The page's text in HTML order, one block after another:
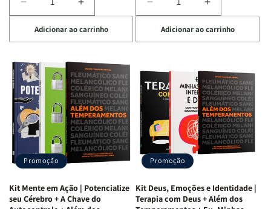
Diminuir
a
quantidade
de
Raizes
da
Alma
|
O
Vício
Agradar
a
Todos
+
Aumentar
a
quantidade
de
Raizes
da
Alma
|
O
Vício
de
Agradar
Todos
+
Adicionar ao carrinho
Diminuir
a
quantidade
de
Quarto
de
Guerra
Livro
+
Devocional
Aumentar
a
quantidade
de
Quarto
de
Guerra
|
Livro
+
Devocional
Adicionar ao carrinho
Promoção
Kit Mente em Ação | Potencialize
seu Cérebro + A Chave do
Promoção
Kit Deus, Emoções e Identidade |
Terapia com Deus + Além dos